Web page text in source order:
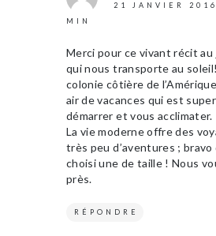
21 JANVIER
MIN
Merci pour ce vivant récit au
qui nous transporte au
colonie côtière de
air de vacances qui est
démarrer et vous acclimater.
La vie moderne offre des
très peu d’aventures ; bravo
choisi une de taille ! Nous
près.
RÉPONDRE